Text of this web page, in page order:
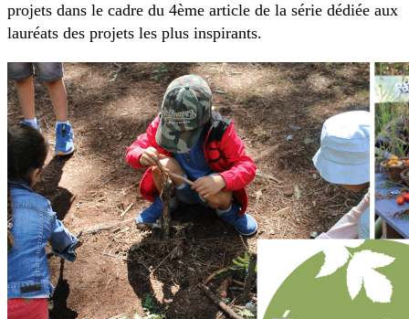
projets dans le cadre du 4ème article de la série dédiée aux
lauréats des projets les plus inspirants.